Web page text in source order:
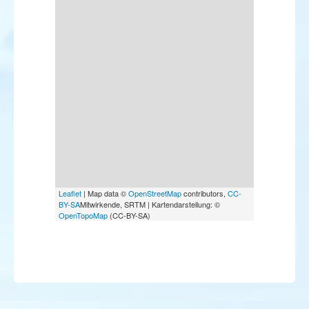
Leaflet | Map data ©OpenStreetMapcontributors, CC-
BY-SAMitwirkende, SRTM | Kartendarstellung: ©
OpenTopoMap (CC-BY-SA)